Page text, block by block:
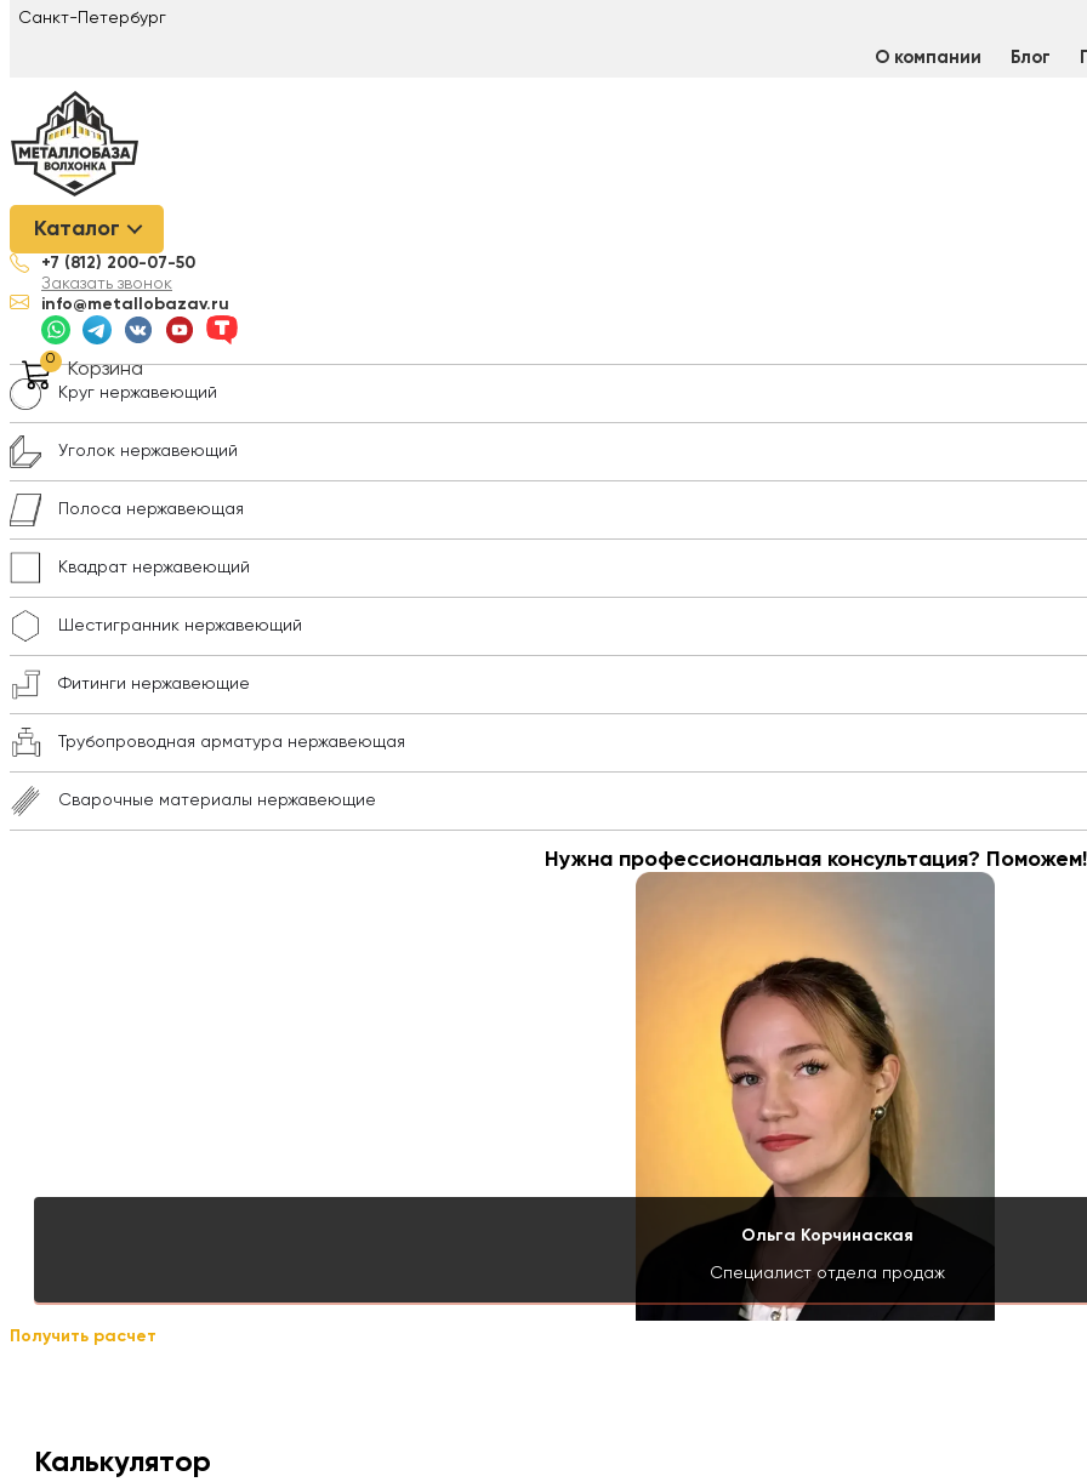
Санкт-Петербург
О компании Блог
Каталог
+7 (812) 200-07-50
Заказать звонок
info@metallobazav.ru
Корзина
0
Металлобаза Волхонка
Лист нержавеющий
Трубы нержавеющие
Круг нержавеющий
Уголок нержавеющий
Полоса нержавеющая
Квадрат нержавеющий
Шестигранник нержавеющий
Фитинги нержавеющие
Трубопроводная арматура нержавеющая
Сварочные материалы нержавеющие
Нужна профессиональная консультация? Поможем!
Ольга Корчинаская
Специалист отдела продаж
Получить расчет
Калькулятор